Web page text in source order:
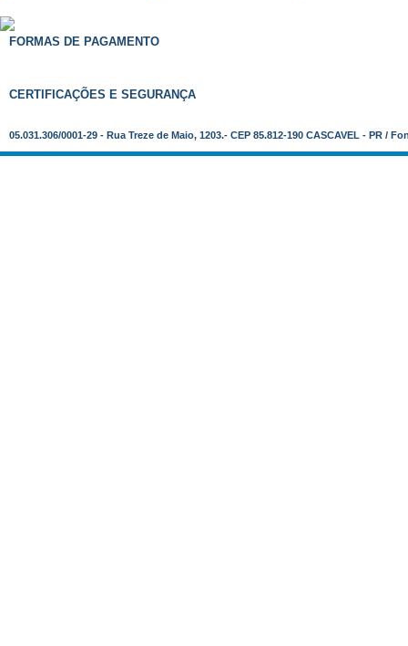
FORMAS DE PAGAMENTO
CERTIFICAÇÕES E SEGURANÇA
05.031.306/0001-29 - Rua Treze de Maio, 1203.- CEP 85.812-190 CASCAVEL - PR /